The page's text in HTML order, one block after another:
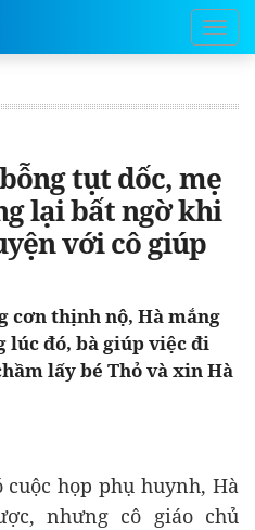
tụt dốc, mẹ
lại bất ngờ khi
với cô giúp
cơn thịnh nộ, Hà mắng
lúc đó, bà giúp việc đi
lấy bé Thỏ và xin Hà
họp phụ huynh, Hà
nhưng cô giáo chủ